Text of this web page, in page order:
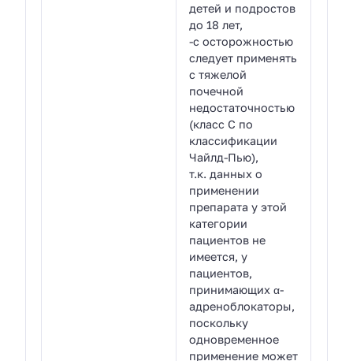
детей и подростов
до 18 лет,
-с осторожностью
следует применять
с тяжелой
почечной
недостаточностью
(класс С по
классификации
Чайлд-Пью),
т.к. данных о
применении
препарата у этой
категории
пациентов не
имеется, у
пациентов,
принимающих α-
адреноблокаторы,
поскольку
одновременное
применение может